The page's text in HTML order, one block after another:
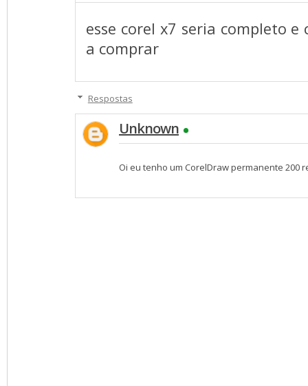
esse corel x7 seria completo
a comprar
Respostas
Unknown
Oi eu tenho um CorelDraw permanente 200